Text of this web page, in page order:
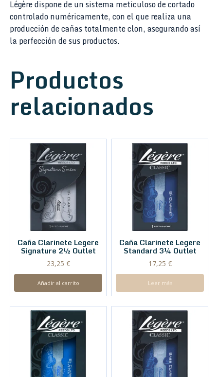
Légère dispone de un sistema meticuloso de cortado
controlado numéricamente, con el que realiza una
producción de cañas totalmente clon, asegurando así
la perfección de sus productos.
Productos
relacionados
Caña Clarinete Legere
Signature 2½ Outlet
23,25 €
Añadir al carrito
Caña Clarinete Legere
Standard 3¼ Outlet
17,25 €
Leer más